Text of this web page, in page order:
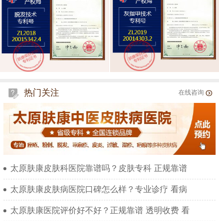
热门关注 在线咨询
太原肤康皮肤科医院靠谱吗？皮肤专科 正规靠谱
太原肤康皮肤病医院口碑怎么样？专业诊疗 看病
太原肤康医院评价好不好？正规靠谱 透明收费 看